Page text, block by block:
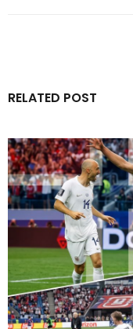
RELATED POST